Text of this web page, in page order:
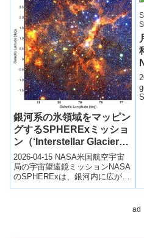
銀河系の氷領域をマッピン
グするSPHERExミッショ
ン（‘Interstellar Glaciers’:
NASA’s SPHEREx Maps
Vast Galactic Ice
Regions）
2026-04-15 NASA米国航空宇宙
局の宇宙望遠鏡ミッションNASA
のSPHERExは、銀河内に広がる
「星間氷」の分布を大規模に観
ad